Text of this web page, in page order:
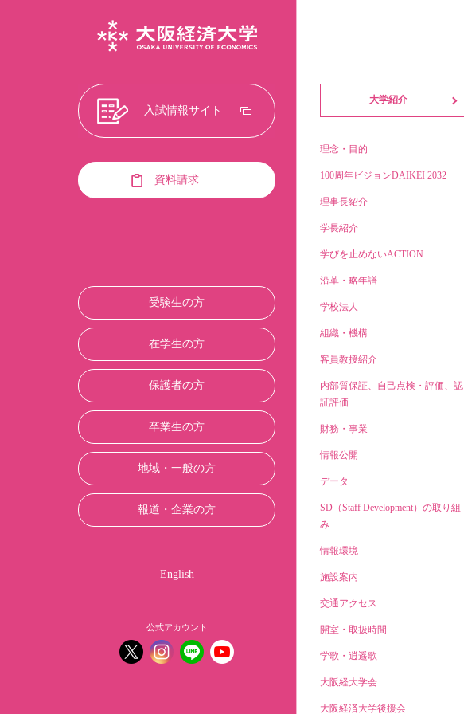
入試情報サイト
資料請求
受験生の方
在学生の方
保護者の方
卒業生の方
地域・一般の方
報道・企業の方
English
公式アカウント
大学紹介
理念・目的
100周年ビジョンDAIKEI 2032
理事長紹介
学長紹介
学びを止めないACTION.
沿革・略年譜
学校法人
組織・機構
客員教授紹介
内部質保証、自己点検・評価、認
証評価
財務・事業
情報公開
データ
SD（Staff Development）の取り組
み
情報環境
施設案内
交通アクセス
開室・取扱時間
学歌・逍遥歌
大阪経大学会
大阪経済大学後援会